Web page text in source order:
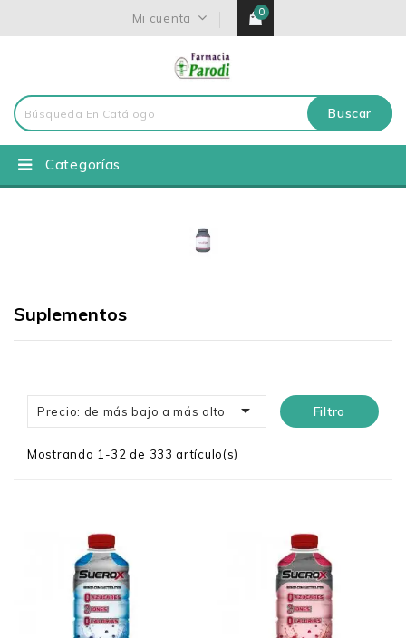
Mi cuenta 0
Buscar
Categorías
Suplementos
Precio: de más bajo a más alto  Filtro
Mostrando 1-32 de 333 artículo(s)